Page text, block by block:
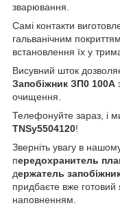
зварювання.
Самі контакти
гальванічним
встановлення їх у
Висувний шток
Запобіжник ЗП0 100А
очищення.
Телефонуйте зараз, і
TNSy5504120!
Зверніть увагу в
передохранитель
держатель
придбаєте вже
наповненням.